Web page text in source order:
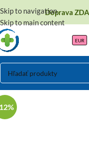
Skip to navigation
Skip to main content
Doprava
EUR